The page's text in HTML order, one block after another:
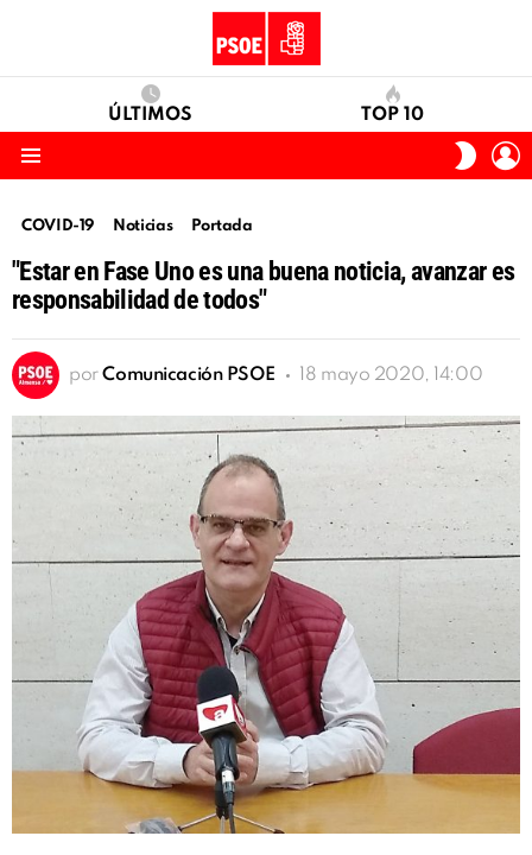
ÚLTIMOS TOP 10
SKIN
COVID-19 Noticias Portada
"Estar en Fase Uno es una buena noticia, avanzar es
responsabilidad de todos"
por Comunicación PSOE 18 mayo 2020, 14:00